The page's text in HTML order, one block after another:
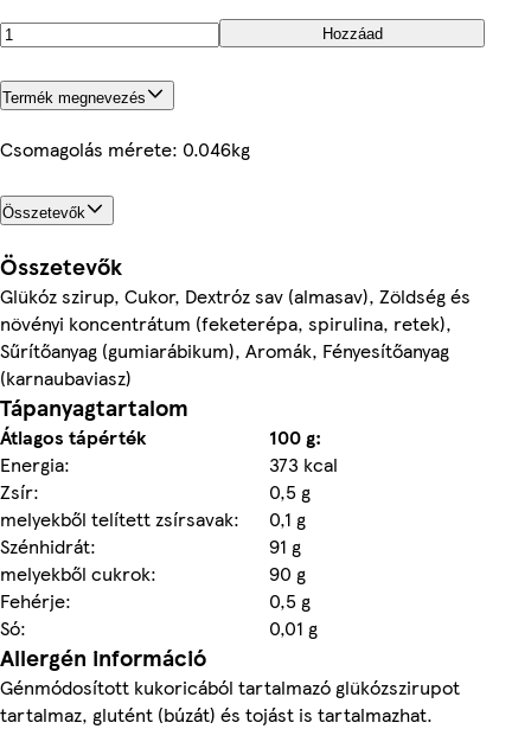
Hozzáad
Termék megnevezés
Csomagolás mérete: 0.046kg
Összetevők
Összetevők
Glükóz szirup, Cukor, Dextróz sav (almasav), Zöldség és
növényi koncentrátum (feketerépa, spirulina, retek),
Sűrítőanyag (gumiarábikum), Aromák, Fényesítőanyag
(karnaubaviasz)
Tápanyagtartalom
Átlagos tápérték
100 g:
Energia:
373 kcal
Zsír:
0,5 g
melyekből telített zsírsavak:
0,1 g
Szénhidrát:
91 g
melyekből cukrok:
90 g
Fehérje:
0,5 g
Só:
0,01 g
Allergén információ
Génmódosított kukoricából tartalmazó glükózszirupot
tartalmaz, glutént (búzát) és tojást is tartalmazhat.